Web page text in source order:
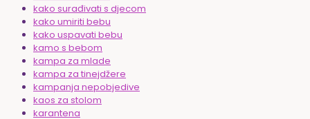
kako surađivati s djecom
kako umiriti bebu
kako uspavati bebu
kamo s bebom
kampa za mlade
kampa za tinejdžere
kampanja nepobjedive
kaos za stolom
karantena